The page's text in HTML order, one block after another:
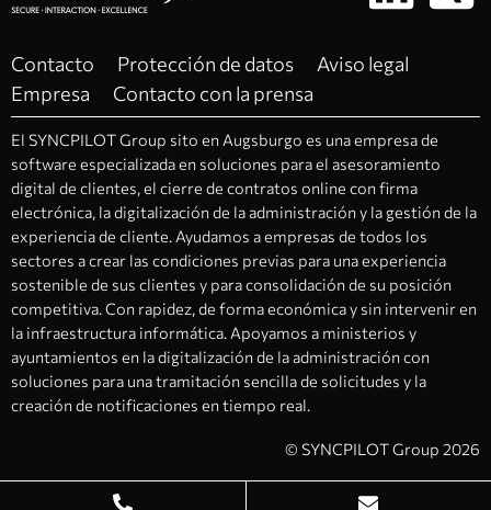
Contacto Protección de datos
Aviso legal
Empresa
Contacto con la prensa
El SYNCPILOT Group sito en Augsburgo es una empresa de
software especializada en soluciones para el asesoramiento
digital de clientes, el cierre de contratos online con firma
electrónica, la digitalización de la administración y la gestión de la
experiencia de cliente. Ayudamos a empresas de todos los
sectores a crear las condiciones previas para una experiencia
sostenible de sus clientes y para consolidación de su posición
competitiva. Con rapidez, de forma económica y sin intervenir en
la infraestructura informática. Apoyamos a ministerios y
ayuntamientos en la digitalización de la administración con
soluciones para una tramitación sencilla de solicitudes y la
creación de notificaciones en tiempo real.
© SYNCPILOT Group 2026